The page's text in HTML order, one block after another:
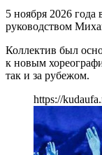
5 ноября 2026
руководством
Коллектив был
к новым
так и за рубежом.
https://